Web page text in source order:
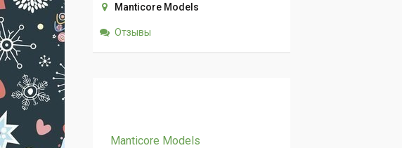
Manticore Models
Отзывы
Manticore Models